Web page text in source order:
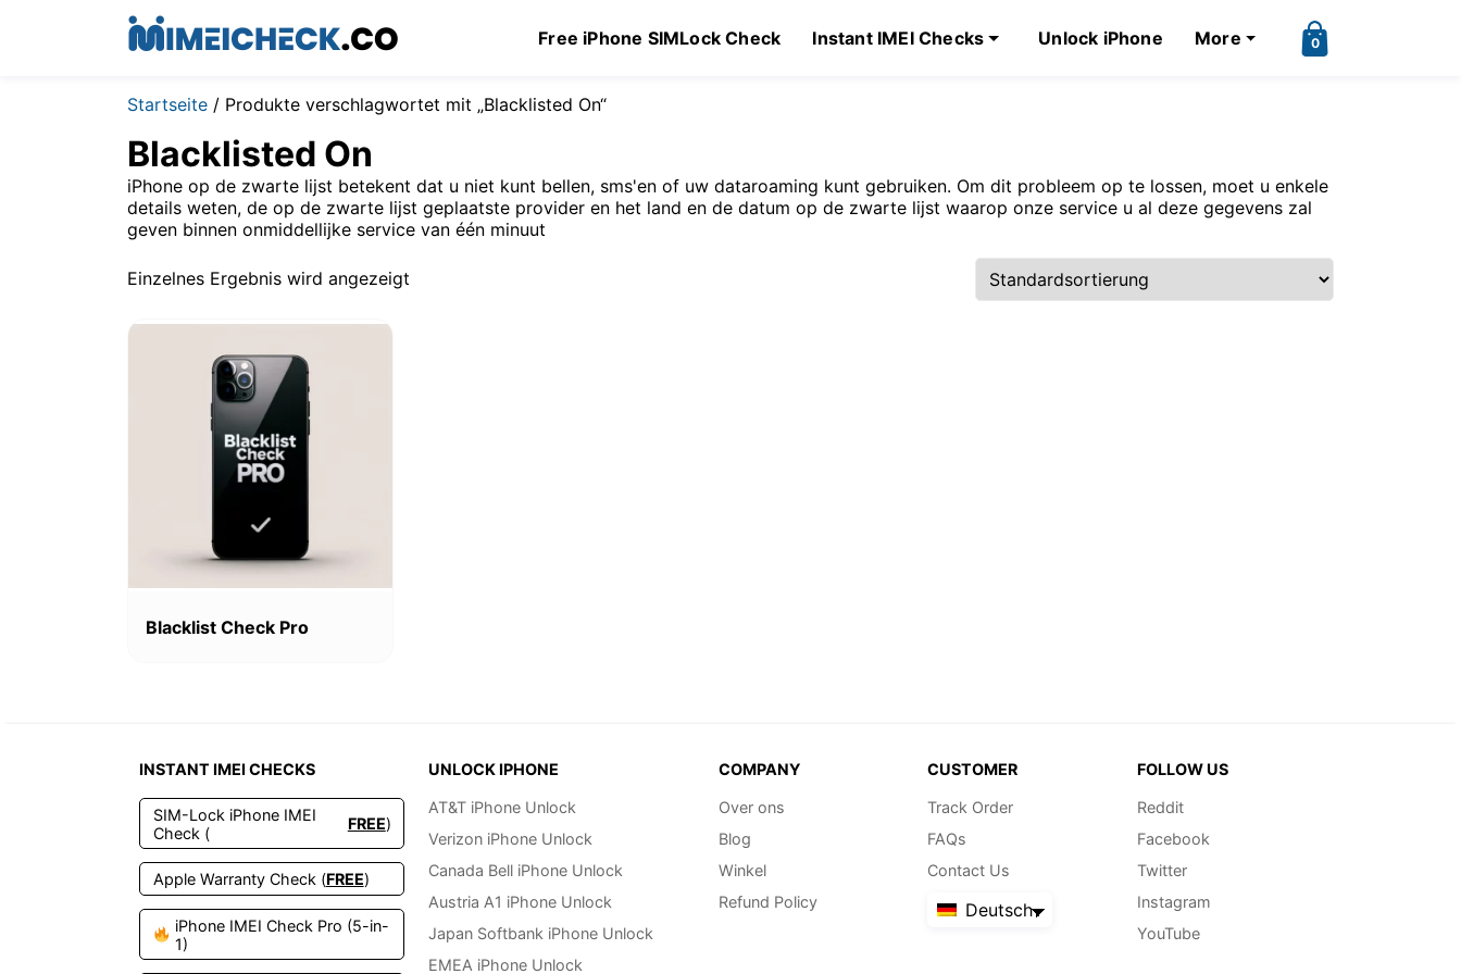
Free iPhone SIMLock Check Instant IMEI Checks Unlock iPhone More 0
Startseite / Produkte verschlagwortet mit „Blacklisted On“
Blacklisted On
iPhone op de zwarte lijst betekent dat u niet kunt bellen, sms'en of uw dataroaming kunt gebruiken. Om dit probleem op te lossen, moet u enkele
details weten, de op de zwarte lijst geplaatste provider en het land en de datum op de zwarte lijst waarop onze service u al deze gegevens zal
geven binnen onmiddellijke service van één minuut
Einzelnes Ergebnis wird angezeigt
Blacklist Check Pro
INSTANT IMEI CHECKS
SIM-Lock iPhone IMEI
Check (
FREE)
Apple Warranty Check (FREE)
iPhone IMEI Check Pro (5-in-
1)
UNLOCK IPHONE
AT&T iPhone Unlock
Verizon iPhone Unlock
Canada Bell iPhone Unlock
Austria A1 iPhone Unlock
Japan Softbank iPhone Unlock
EMEA iPhone Unlock
COMPANY
Over ons
Blog
Winkel
Refund Policy
CUSTOMER
Track Order
FAQs
Contact Us
Deutsch
FOLLOW US
Reddit
Facebook
Twitter
Instagram
YouTube